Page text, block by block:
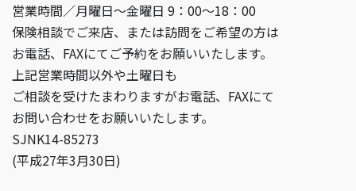
営業時間／月曜日〜金曜日 9：00〜18：00
保険相談でご来店、または訪問をご希望の方は
お電話、FAXにてご予約をお願いいたします。
上記営業時間以外や土曜日も
ご相談を受けたまわりますがお電話、FAXにて
お問い合わせをお願いいたします。
SJNK14-85273
(平成27年3月30日)